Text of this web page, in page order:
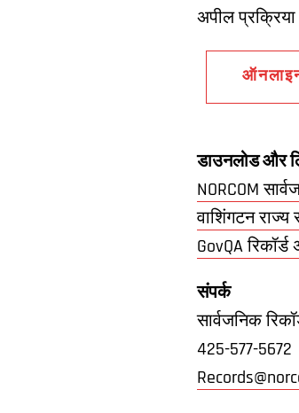
अपील प्रक्रिया
डाउनलोड और
NORCOM
वाशिंगटन राज्य
GovQA
संपर्क
सार्वजनिक
425-577-5672